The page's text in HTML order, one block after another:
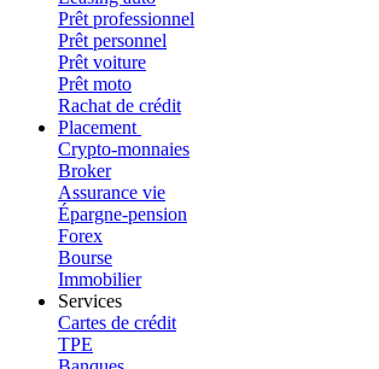
Prêt professionnel
Prêt personnel
Prêt voiture
Prêt moto
Rachat de crédit
Placement
Crypto-monnaies
Broker
Assurance vie
Épargne-pension
Forex
Bourse
Immobilier
Services
Cartes de crédit
TPE